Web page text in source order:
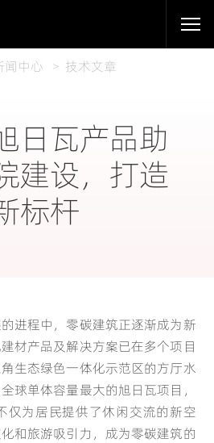
闻中心 技术文章
日瓦产品助
建设，打造
标杆
进程中，零碳建筑正逐渐成为新
材产品及解决方案已在多个项目
生态绿色一体化示范区的方厅水
球单体容量最大的旭日瓦项目，
仅为居民提供了休闲交流的新空
和旅游吸引力，成为零碳建筑的